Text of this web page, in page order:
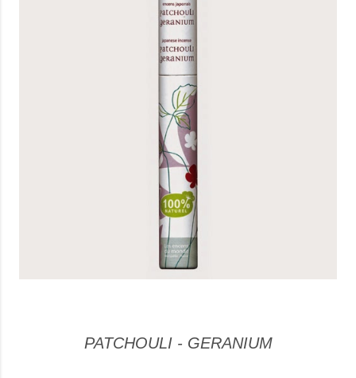
PATCHOULI - GERANIUM